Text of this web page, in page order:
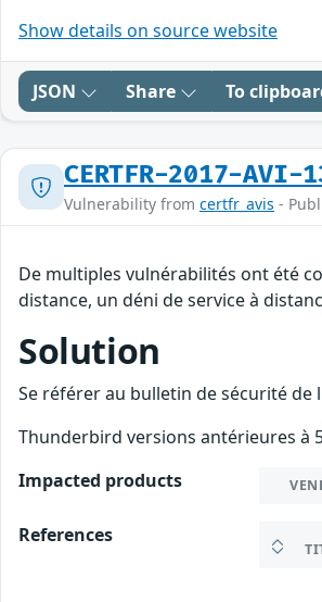
Show details on source website
JSON Share To
CERTFR-2017-AVI-
Vulnerability from certfr_avis -
De multiples vulnérabilités ont été
distance, un déni de service à
Solution
Se référer au bulletin de sécurité
Thunderbird versions antérieures à
Impacted products
References